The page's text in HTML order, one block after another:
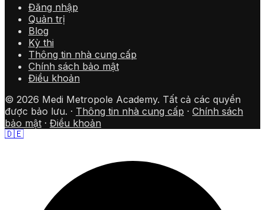
Đăng nhập
Quản trị
Blog
Kỳ thi
Thông tin nhà cung cấp
Chính sách bảo mật
Điều khoản
© 2026 Medi Metropole Academy. Tất cả các quyền
được bảo lưu. · Thông tin nhà cung cấp · Chính sách
bảo mật · Điều khoản
🇩🇪